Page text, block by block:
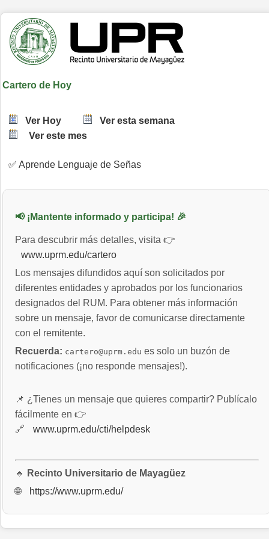
Cartero de Hoy
Ver Hoy
Ver esta semana
Ver este mes
✅ Aprende Lenguaje de Señas
📢 ¡Mantente informado y participa! 🎉
Para descubrir más detalles, visita 👉
www.uprm.edu/cartero
Los mensajes difundidos aquí son solicitados por
diferentes entidades y aprobados por los funcionarios
designados del RUM. Para obtener más información
sobre un mensaje, favor de comunicarse directamente
con el remitente.
Recuerda: cartero@uprm.edu es solo un buzón de
notificaciones (¡no responde mensajes!).
📌 ¿Tienes un mensaje que quieres compartir? Publícalo
fácilmente en 👉
🔗
www.uprm.edu/cti/helpdesk
🔸
Recinto Universitario de Mayagüez
🌐
https://www.uprm.edu/